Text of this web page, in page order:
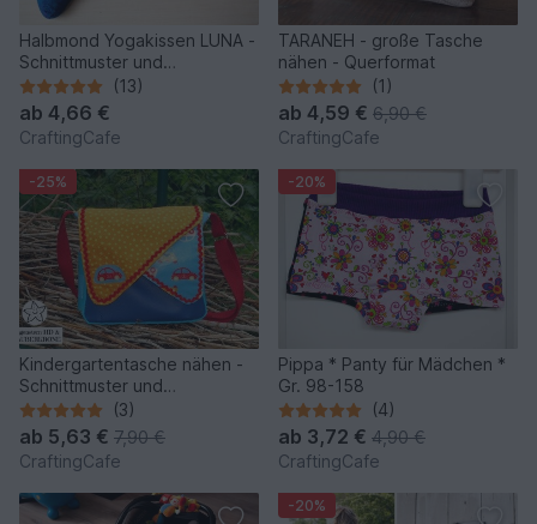
Halbmond Yogakissen LUNA -
Schnittmuster und
Nähanleitung(13)
ab 4,66 €
CraftingCafe
TARANEH - große Tasche
nähen - Querformat
(1)
ab 4,59 € 6,90 €
CraftingCafe
-25%
Kindergartentasche nähen -
Schnittmuster und
Nähanleitung(3)
ab 5,63 € 7,90 €
CraftingCafe
-20%
Pippa * Panty für Mädchen *
Gr. 98-158
(4)
ab 3,72 € 4,90 €
CraftingCafe
-20%